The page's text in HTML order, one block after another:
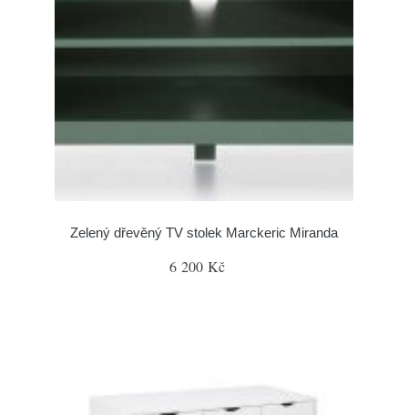
Zelený dřevěný TV stolek Marckeric Miranda
6 200 Kč